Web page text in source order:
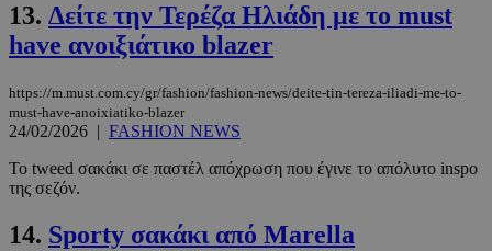
13. Δείτε την Τερέζα Ηλιάδη με το must
have ανοιξιάτικο blazer
https://m.must.com.cy/gr/fashion/fashion-news/deite-tin-tereza-iliadi-me-to-
must-have-anoixiatiko-blazer
24/02/2026 | FASHION NEWS
Το tweed σακάκι σε παστέλ απόχρωση που έγινε το απόλυτο inspo
της σεζόν.
14. Sporty σακάκι από Marella